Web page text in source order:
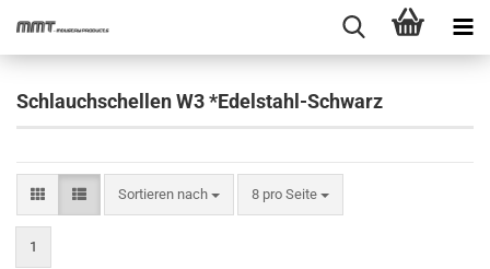
Schlauchschellen W3 *Edelstahl-Schwarz
Sortieren nach
Sortieren nach 8 pro Seite
pro Seite
1